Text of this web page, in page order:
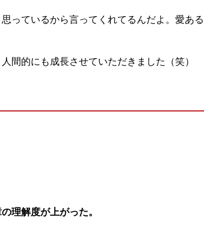
っているから言ってくれてるんだよ。愛ある
間的にも成長させていただきました（笑）
理解度が上がった。